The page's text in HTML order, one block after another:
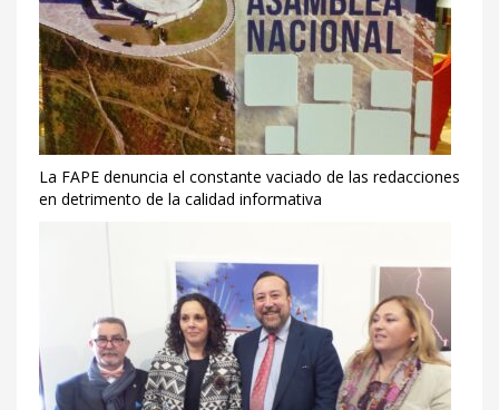
La FAPE denuncia el constante vaciado de las redacciones
en detrimento de la calidad informativa